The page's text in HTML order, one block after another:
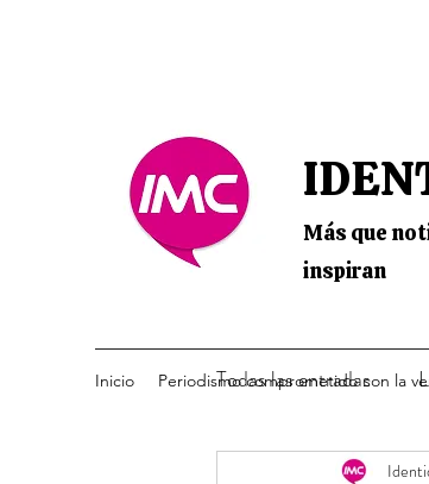
Más que
inspiran
Inicio Periodismo comprometido con la
Todas las entradas